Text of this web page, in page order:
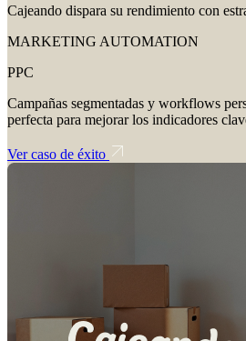
Cajeando dispara su rendimiento con
MARKETING AUTOMATION
PPC
Campañas segmentadas y workflows
perfecta para mejorar los indicadores
Ver caso de éxito